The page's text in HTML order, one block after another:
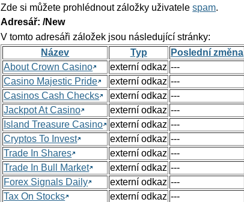
Zde si můžete prohlédnout záložky uživatelespam.
Adresář: /New
V tomto adresáři záložek jsou následující stránky:
Název
Typ
Poslední změna
About Crown Casino
externí odkaz ---
Casino Majestic Pride
externí odkaz ---
Casinos Cash Checks
externí odkaz ---
Jackpot At Casino
externí odkaz ---
Island Treasure Casino
externí odkaz ---
Cryptos To Invest
externí odkaz ---
Trade In Shares
externí odkaz ---
Trade In Bull Market
externí odkaz ---
Forex Signals Daily
externí odkaz ---
Tax On Stocks
externí odkaz ---